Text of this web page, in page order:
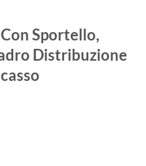
Sportello,
Distribuzione